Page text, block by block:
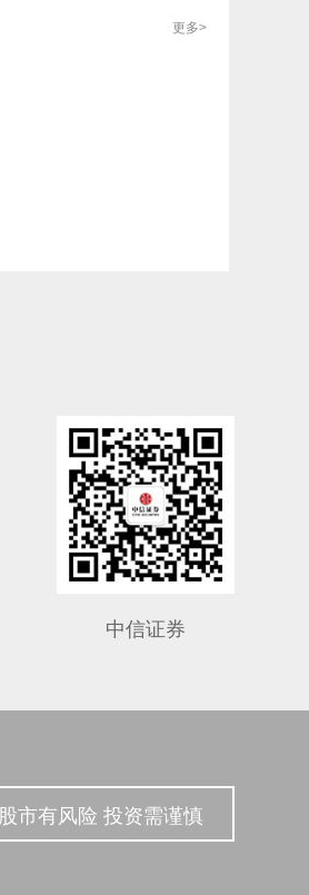
更多>
中信证券
股市有风险 投资需谨慎